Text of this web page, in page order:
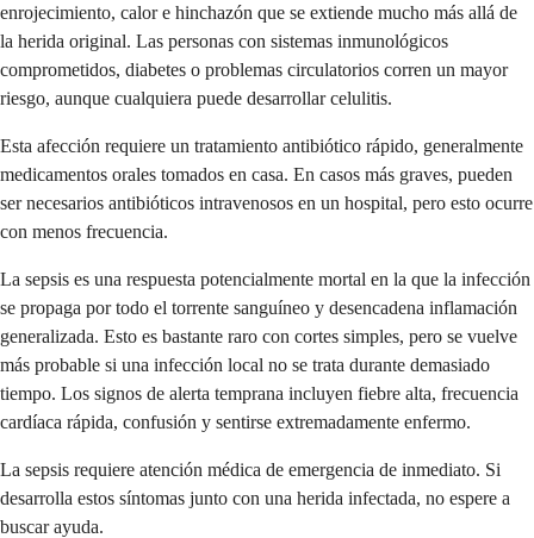
enrojecimiento, calor e hinchazón que se extiende mucho más allá de
la herida original. Las personas con sistemas inmunológicos
comprometidos, diabetes o problemas circulatorios corren un mayor
riesgo, aunque cualquiera puede desarrollar celulitis.
Esta afección requiere un tratamiento antibiótico rápido, generalmente
medicamentos orales tomados en casa. En casos más graves, pueden
ser necesarios antibióticos intravenosos en un hospital, pero esto ocurre
con menos frecuencia.
La sepsis es una respuesta potencialmente mortal en la que la infección
se propaga por todo el torrente sanguíneo y desencadena inflamación
generalizada. Esto es bastante raro con cortes simples, pero se vuelve
más probable si una infección local no se trata durante demasiado
tiempo. Los signos de alerta temprana incluyen fiebre alta, frecuencia
cardíaca rápida, confusión y sentirse extremadamente enfermo.
La sepsis requiere atención médica de emergencia de inmediato. Si
desarrolla estos síntomas junto con una herida infectada, no espere a
buscar ayuda.